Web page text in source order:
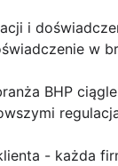
i
w
BHP
- każda